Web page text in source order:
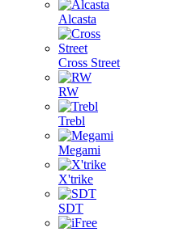
Alcasta
Cross Street
RW
Trebl
Megami
X'trike
SDT